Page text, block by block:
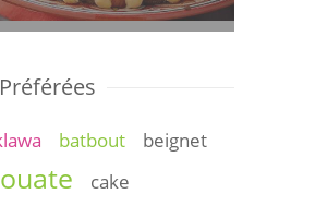
batbout
beignet
cake